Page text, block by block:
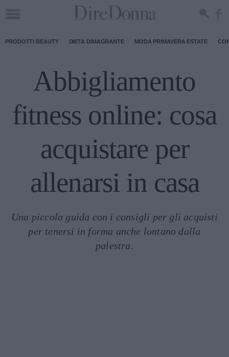
PRODOTTI BEAUTY DIETA DIMAGRANTE MODA PRIMAVERA ESTATE
Abbigliamento
fitness online: cosa
acquistare per
allenarsi in casa
Una piccola guida con i consigli per gli acquisti
per tenersi in forma anche lontano dalla
palestra.